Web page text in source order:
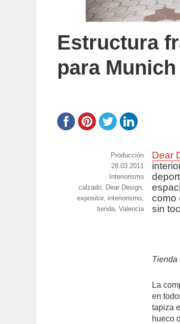
Estructura
para
Dear
como
sin
Tienda
La
en
tapiza
hueco
https://
Producción
Publicado
el
28.03.2011
Categorías
Interiorismo
Etiquetas
calzado, Dear Design,
expositor, interiorismo,
tienda,Valencia